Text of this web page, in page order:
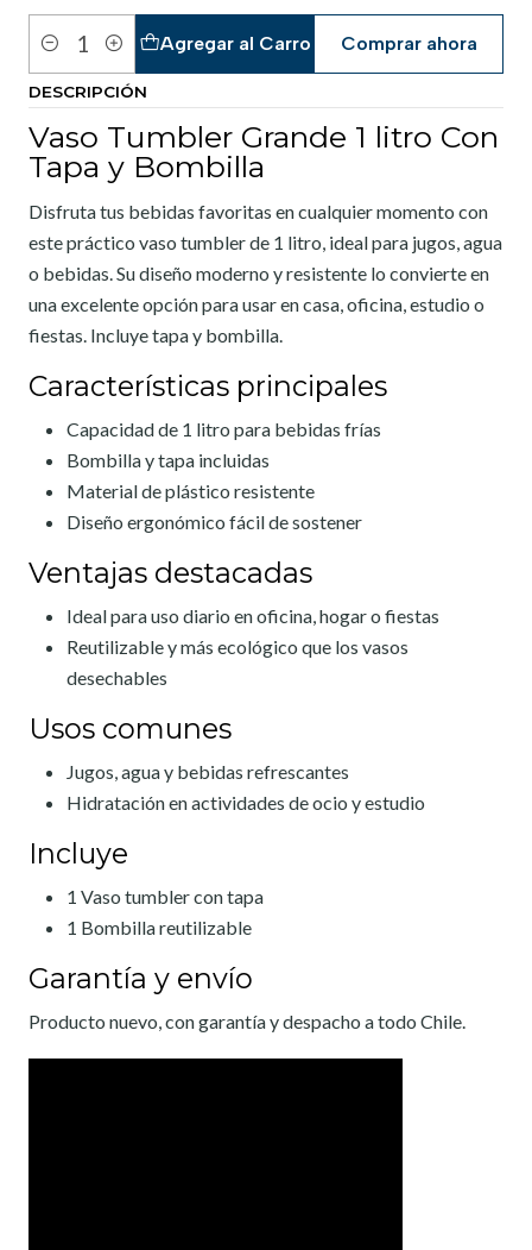
Cantidad
Agregar al Carro Comprar ahora
DESCRIPCIÓN
Vaso Tumbler Grande 1 litro Con
Tapa y Bombilla
Disfruta tus bebidas favoritas en cualquier momento con
este práctico vaso tumbler de 1 litro, ideal para jugos, agua
o bebidas. Su diseño moderno y resistente lo convierte en
una excelente opción para usar en casa, oficina, estudio o
fiestas. Incluye tapa y bombilla.
Características principales
Capacidad de 1 litro para bebidas frías
Bombilla y tapa incluidas
Material de plástico resistente
Diseño ergonómico fácil de sostener
Ventajas destacadas
Ideal para uso diario en oficina, hogar o fiestas
Reutilizable y más ecológico que los vasos
desechables
Usos comunes
Jugos, agua y bebidas refrescantes
Hidratación en actividades de ocio y estudio
Incluye
1 Vaso tumbler con tapa
1 Bombilla reutilizable
Garantía y envío
Producto nuevo, con garantía y despacho a todo Chile.